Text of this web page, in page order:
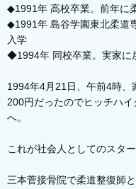
◆1991年 高校卒業。前年に
◆1991年 島谷学園東北柔道
入学
◆1994年 同校卒業。実家に
1994年4月21日、午前4時、
200円だったのでヒッチハ
へ。
これが社会人としてのスター
三本菅接骨院で柔道整復師